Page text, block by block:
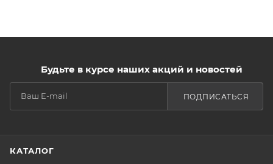
Будьте в курсе наших акций и новостей
ПОДПИСАТЬСЯ
КАТАЛОГ